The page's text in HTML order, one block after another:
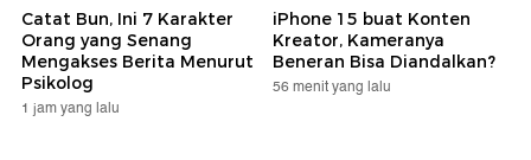
Catat Bun, Ini 7 Karakter
Orang yang Senang
Mengakses Berita Menurut
Psikolog
1 jam yang lalu
iPhone 15 buat Konten
Kreator, Kameranya
Beneran Bisa Diandalkan?
56 menit yang lalu